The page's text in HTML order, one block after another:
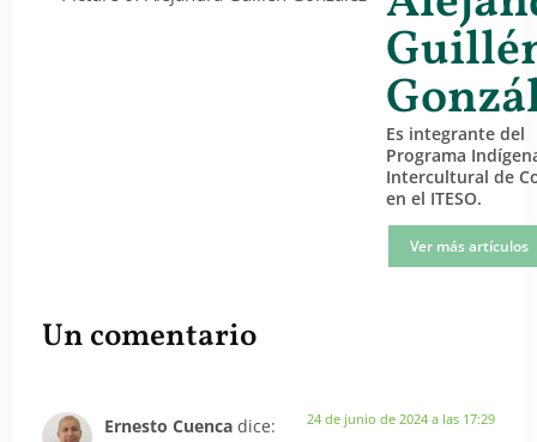
Es integrante del
Programa
Intercultural de
en el ITESO.
Ver más artículos
Un comentario
Ernesto Cuenca dice: 24 de junio de 2024 a las 17:29